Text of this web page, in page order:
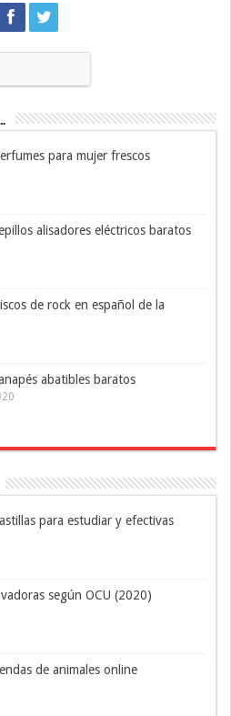
para mujer frescos
alisadores eléctricos baratos
de rock en español de la
abatibles baratos
para estudiar y efectivas
según OCU (2020)
de animales online